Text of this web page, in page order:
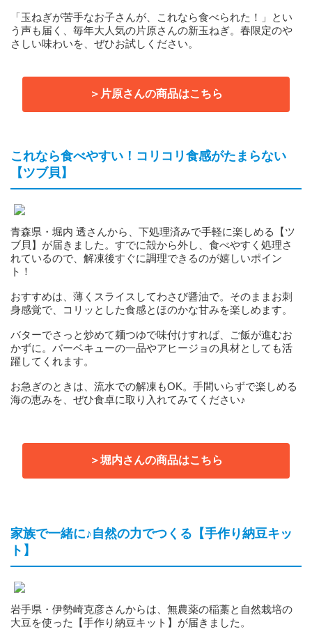
「玉ねぎが苦手なお子さんが、これなら食べられた！」とい
う声も届く、毎年大人気の片原さんの新玉ねぎ。春限定のや
さしい味わいを、ぜひお試しください。
＞片原さんの商品はこちら
これなら食べやすい！コリコリ食感がたまらない
【ツブ貝】
青森県・堀内 透さんから、下処理済みで手軽に楽しめる【ツ
ブ貝】が届きました。すでに殻から外し、食べやすく処理さ
れているので、解凍後すぐに調理できるのが嬉しいポイン
ト！
おすすめは、薄くスライスしてわさび醤油で。そのままお刺
身感覚で、コリッとした食感とほのかな甘みを楽しめます。
バターでさっと炒めて麺つゆで味付けすれば、ご飯が進むお
かずに。バーベキューの一品やアヒージョの具材としても活
躍してくれます。
お急ぎのときは、流水での解凍もOK。手間いらずで楽しめる
海の恵みを、ぜひ食卓に取り入れてみてください♪
＞堀内さんの商品はこちら
家族で一緒に♪自然の力でつくる【手作り納豆キッ
ト】
岩手県・伊勢崎克彦さんからは、無農薬の稲藁と自然栽培の
大豆を使った【手作り納豆キット】が届きました。